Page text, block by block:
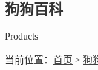
狗狗百科
Products
当前位置： 首页 > 狗